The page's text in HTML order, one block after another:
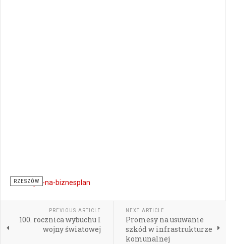
RZESZÓW
PREVIOUS ARTICLE
100. rocznica wybuchu I
wojny światowej
NEXT ARTICLE
Promesy na usuwanie
szkód w infrastrukturze
komunalnej